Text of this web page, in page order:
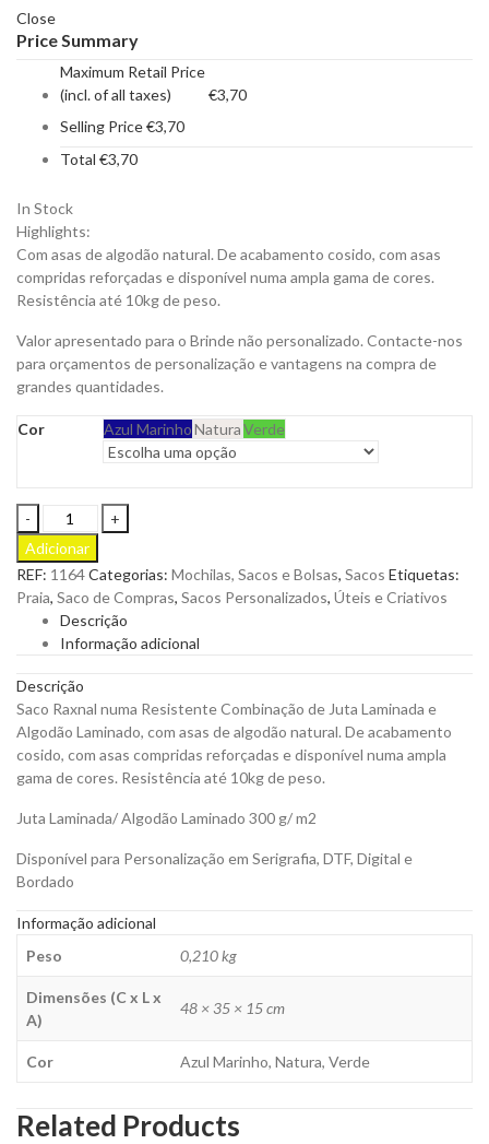
Close
Price Summary
Maximum Retail Price
(incl. of all taxes)
€3,70
Selling Price€3,70
Total €3,70
In Stock
Highlights:
Com asas de algodão natural. De acabamento cosido, com asas
compridas reforçadas e disponível numa ampla gama de cores.
Resistência até 10kg de peso.
Valor apresentado para o Brinde não personalizado. Contacte-nos
para orçamentos de personalização e vantagens na compra de
grandes quantidades.
Cor Azul MarinhoNaturaVerde
Saco
Raxnal
numa
Resistente
Combinação
de
Juta
e
Algodão
Laminado
para
Personalizar
quantity
Adicionar
REF: 1164Categorias: Mochilas, Sacos e Bolsas, Sacos Etiquetas:
Praia, Saco de Compras, Sacos Personalizados, Úteis e Criativos
Descrição
Informação adicional
Descrição
Saco Raxnal numa Resistente Combinação de Juta Laminada e
Algodão Laminado, com asas de algodão natural. De acabamento
cosido, com asas compridas reforçadas e disponível numa ampla
gama de cores. Resistência até 10kg de peso.
Juta Laminada/ Algodão Laminado 300 g/ m2
Disponível para Personalização em Serigrafia, DTF, Digital e
Bordado
Informação adicional
Peso
0,210 kg
Dimensões (C x L x
A)
48 × 35 × 15 cm
Cor Azul Marinho, Natura, Verde
Related Products